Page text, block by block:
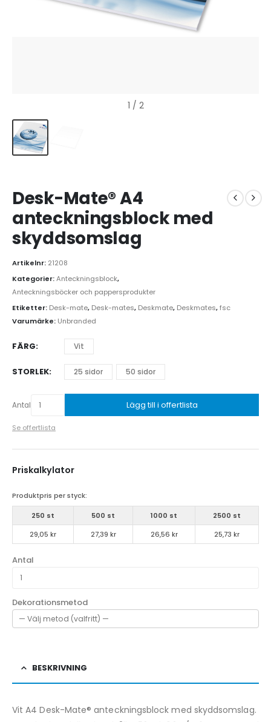
1 / 2
Desk-Mate® A4
anteckningsblock med
skyddsomslag
Artikelnr: 21208
Kategorier:Anteckningsblock,
Anteckningsböcker och pappersprodukter
Etiketter: Desk-mate, Desk-mates, Deskmate, Deskmates,fsc
Varumärke: Unbranded
FÄRG Vit
STORLEK 25 sidor 50 sidor
Antal Lägg till i offertlista
Se offertlista
Priskalkylator
Produktpris per styck:
250 st 500 st 1000 st
2500 st
29,05 kr
27,39 kr 26,56 kr 25,73 kr
Antal
Dekorationsmetod
BESKRIVNING
Vit A4 Desk-Mate® anteckningsblock med skyddsomslag.